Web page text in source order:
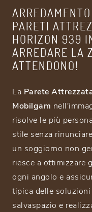
PARETI
HORIZON 939
ARREDARE LA
ATTENDONO!
La Parete
Mobilgam
risolve le più
stile senza
un soggiorno non
riesce a ottimizzare
ogni angolo e
tipica delle soluzioni
salvaspazio e